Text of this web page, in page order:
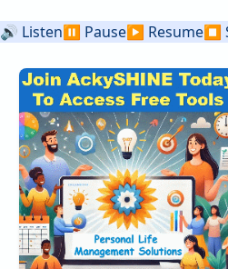
🔊 Listen⏸️ Pause▶️ Resume⏹️